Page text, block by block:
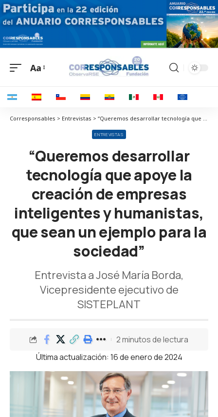
Aa
Corresponsables > Entrevistas > “Queremos desarrollar tecnología que apoye la creación de empresas inteligentes y humanistas, que sean un ejemplo para la sociedad”
ENTREVISTAS
“Queremos desarrollar
tecnología que apoye la
creación de empresas
inteligentes y humanistas,
que sean un ejemplo para la
sociedad”
Entrevista a José María Borda,
Vicepresidente ejecutivo de
SISTEPLANT
Última actualización: 16 de enero de 2024
2 minutos de lectura